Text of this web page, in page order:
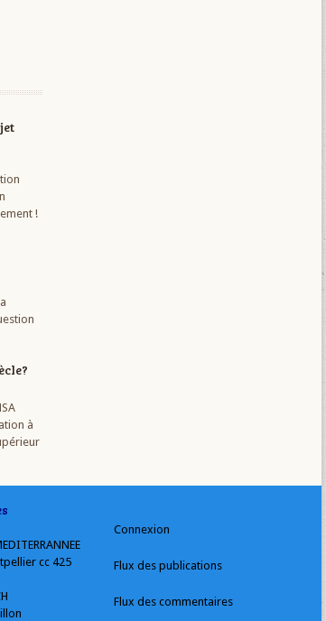
!
à
cc 425
Connexion
Flux des publications
Flux des commentaires